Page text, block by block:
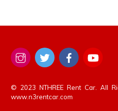
© 2023 NTHREE Rent Car. All
www.n3rentcar.com